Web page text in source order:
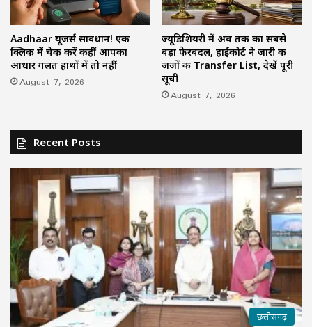
Aadhaar यूजर्स सावधान! एक
क्लिक में चेक करें कहीं आपका
आधार गलत हाथों में तो नहीं
August 7, 2026
ज्यूडिशियरी में अब तक का सबसे
बड़ा फेरबदल, हाईकोर्ट ने जारी की
जजों की Transfer List, देखें पूरी
सूची
August 7, 2026
Recent Posts
छत्तीसगढ़